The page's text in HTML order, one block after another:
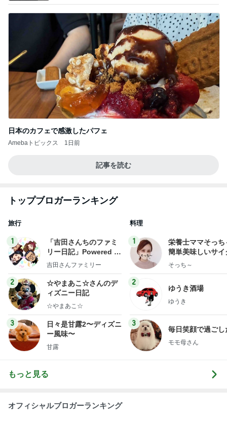
日本のカフェで感激したパフェ
Amebaトピックス 1日前
記事を読む
トップブロガーランキング
旅行
1
「吉田さんちのファミ
リー日記」Powered b
y Ameba 吉田さんファ
ログ
吉田さんファミリー
2
☆やまあこ☆さんのデ
ィズニー日記
☆やまあこ☆
3
日々是甘露2〜ディズニ
ー風味〜
甘露
料理
1
栄養士ママそっち
簡単美味しいサイ
献立
そっち～
2
ゆうき酒場
ゆうき
3
毎日笑顔で過ごし
モモ母さん
もっと見る
オフィシャルブロガーランキング